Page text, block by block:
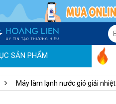
SẢN PHẨM
Máy làm lạnh nước gió giải nhiệt